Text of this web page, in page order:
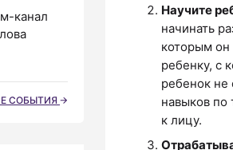
Научите
начинать
которым он
ребенку, с
ребенок не
навыков по
к лицу.
канал
СОБЫТИЯ